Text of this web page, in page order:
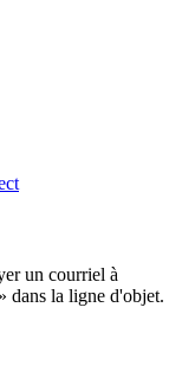
un courriel à
» dans la ligne d'objet.